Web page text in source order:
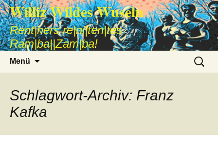
Williz Wildes Wuseln
Rent|ners re|ni|ten|tes
Ram|ba||Zam|ba!
Menü
Suche
nach:
Schlagwort-Archiv: Franz
Kafka